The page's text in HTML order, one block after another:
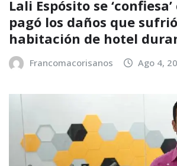
Lali Espósito se
pagó los daños que
habitación de hotel
Francomacorisanos Ago 4,